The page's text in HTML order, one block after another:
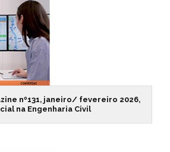
nº131, janeiro/ fevereiro 2026,
na Engenharia Civil